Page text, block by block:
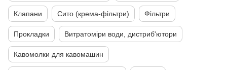
Клапани Сито (крема-фільтри) Фільтри
Прокладки Витратоміри води, дистриб'ютори
Кавомолки для кавомашин